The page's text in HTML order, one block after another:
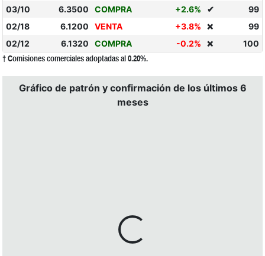
03/10
6.3500 COMPRA +2.6% ✔
99
02/18
6.1200 VENTA +3.8% ❌
99
02/12
6.1320 COMPRA -0.2% ❌ 100
† Comisiones comerciales adoptadas al 0.20%.
Gráfico de patrón y confirmación de los últimos 6
meses